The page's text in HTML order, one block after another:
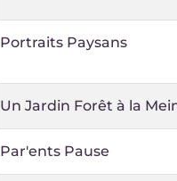
Portraits Paysans
Un Jardin Forêt à la
Par'ents Pause